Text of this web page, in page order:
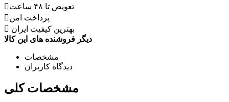
تعویض تا ۴۸ ساعت
پرداخت امن
بهترین کیفیت ایران
دیگر فروشنده های این کالا
مشخصات
دیدگاه کاربران
مشخصات کلی